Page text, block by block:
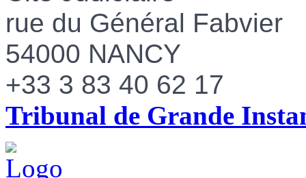
rue du Général Fabvier
54000 NANCY
+33 3 83 40 62 17
Tribunal de Grande